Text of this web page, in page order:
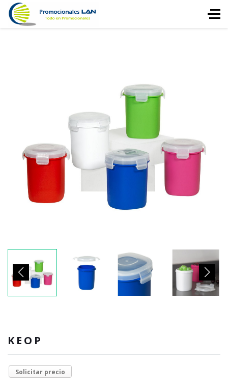
KEOP
Solicitar precio